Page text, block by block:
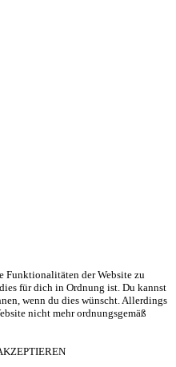
Funktionalitäten der Website zu
für dich in Ordnung ist. Du kannst
wenn du dies wünscht. Allerdings
nicht mehr ordnungsgemäß